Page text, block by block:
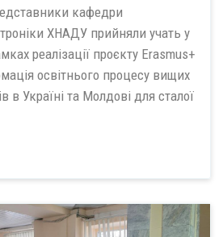
кафедри
ХНАДУ прийняли учать у
реалізації проєкту Erasmus+
освітнього процесу вищих
в Україні та Молдові для сталої